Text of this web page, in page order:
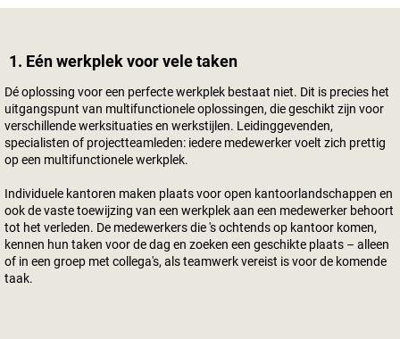
1. Eén werkplek voor vele taken
Dé oplossing voor een perfecte werkplek bestaat niet. Dit is precies het
uitgangspunt van multifunctionele oplossingen, die geschikt zijn voor
verschillende werksituaties en werkstijlen. Leidinggevenden,
specialisten of projectteamleden: iedere medewerker voelt zich prettig
op een multifunctionele werkplek.
Individuele kantoren maken plaats voor open kantoorlandschappen en
ook de vaste toewijzing van een werkplek aan een medewerker behoort
tot het verleden. De medewerkers die 's ochtends op kantoor komen,
kennen hun taken voor de dag en zoeken een geschikte plaats – alleen
of in een groep met collega's, als teamwerk vereist is voor de komende
taak.